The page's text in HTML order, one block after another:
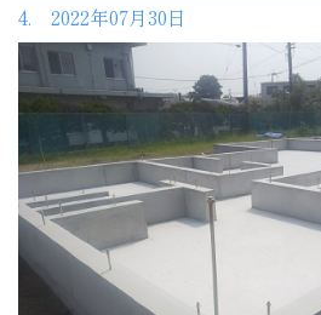
4. 2022年07月30日